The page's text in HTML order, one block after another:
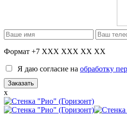
Формат +7 XXX XXX XX XX
Я даю согласие на обработку
x